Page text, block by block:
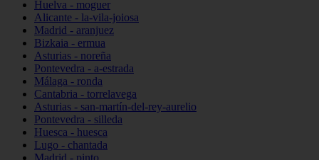
Huelva - moguer
Alicante - la-vila-joiosa
Madrid - aranjuez
Bizkaia - ermua
Asturias - noreña
Pontevedra - a-estrada
Málaga - ronda
Cantabria - torrelavega
Asturias - san-martín-del-rey-aurelio
Pontevedra - silleda
Huesca - huesca
Lugo - chantada
Madrid - pinto